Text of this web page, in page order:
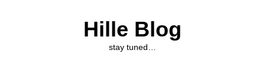
Hille Blog
stay tuned…